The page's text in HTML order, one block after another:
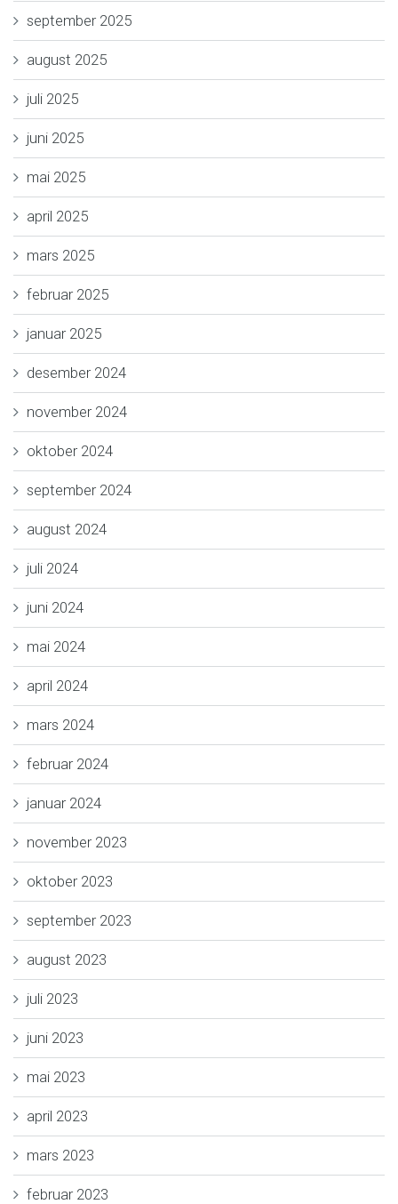
september 2025
august 2025
juli 2025
juni 2025
mai 2025
april 2025
mars 2025
februar 2025
januar 2025
desember 2024
november 2024
oktober 2024
september 2024
august 2024
juli 2024
juni 2024
mai 2024
april 2024
mars 2024
februar 2024
januar 2024
november 2023
oktober 2023
september 2023
august 2023
juli 2023
juni 2023
mai 2023
april 2023
mars 2023
februar 2023